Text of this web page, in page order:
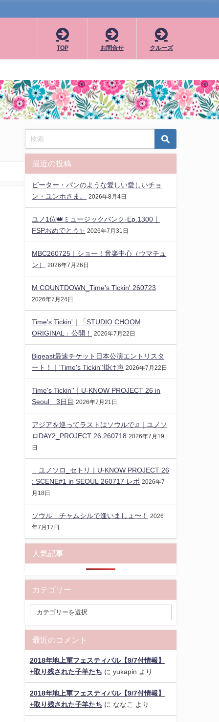
TOP お問合せ クルーズ
最近の投稿
ピーター・パンのような愛しい愛しいチョ
ン・ユンホさま。
2026年8月4日
ユノ1位👑ミュージックバンク-Ep.1300｜
FSPおめでとう✨️ 2026年7月31日
MBC260725｜ショー！音楽中心（ウマチュ
ン）
2026年7月26日
M COUNTDOWN_Time's Tickin' 260723
2026年7月24日
Time's Tickin'｜「STUDIO CHOOM
ORIGINAL」公開！
2026年7月22日
Bigeast最速チケット日本公演エントリスタ
ート！｜'Time's Tickin''掛け声 2026年7月22日
Time's Tickin''｜U-KNOW PROJECT 26 in
Seoul 3日目 2026年7月21日
アジアを巡ってラストはソウルで♫｜ユノソ
ロDAY2_PROJECT 26 260718 2026年7月19
日
ユノソロ_セトリ｜U-KNOW PROJECT 26
: SCENE#1 in SEOUL 260717 レポ 2026年7
月18日
ソウル チャムシルで逢いましょ〜！
2026
年7月17日
人気記事
カテゴリー
最近のコメント
2018年地上軍フェスティバル【9/7付情報】
+取り残された子羊たち に yukapin より
2018年地上軍フェスティバル【9/7付情報】
+取り残された子羊たち に ななこ より